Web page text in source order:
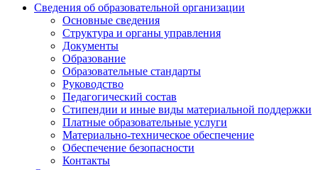
Сведения об образовательной организации
Основные сведения
Структура и органы управления
Документы
Образование
Образовательные стандарты
Руководство
Педагогический состав
Стипендии и иные виды материальной поддержки
Платные образовательные услуги
Материально-техническое обеспечение
Обеспечение безопасности
Контакты